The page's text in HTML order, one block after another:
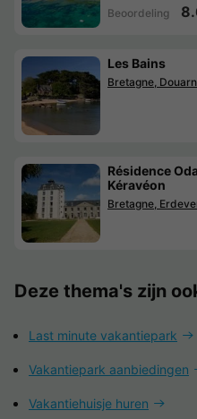
Beoordeling
Les Bains
Bretagne,
Résidence
Kéravéon
Bretagne,
Deze thema's zijn
Last minute vakantiepark
Vakantiepark aanbiedingen
Vakantiehuisje huren